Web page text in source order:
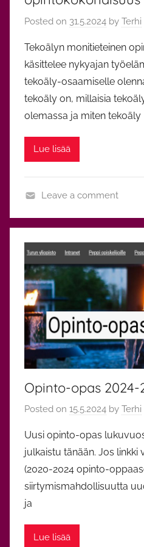
Posted on 31.5.2024 by Terhi
Tekoälyn monitieteinen
käsittelee nykyajan
tekoäly-osaamiselle
tekoäly on, millaisia
olemassa ja miten tekoäly
Lue lisää
p
i
n
n
o
t
Leave a comment
Opinto-opas 2024-
Posted on 15.5.2024 by Terhi
Uusi opinto-opas
julkaistu tänään. Jos linkki
(2020-2024 opinto-
siirtymismahdollisuutta
ja
Lue lisää